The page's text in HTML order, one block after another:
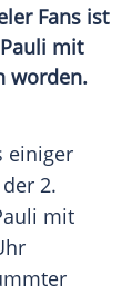
Fans ist
mit
worden.
einiger
2.
mit